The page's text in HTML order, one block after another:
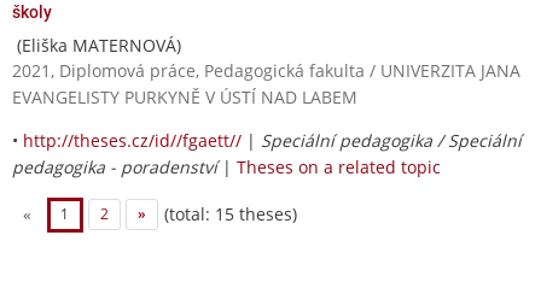
školy
(Eliška MATERNOVÁ)
2021, Diplomová práce, Pedagogická fakulta / UNIVERZITA JANA
EVANGELISTY PURKYNĚ V ÚSTÍ NAD LABEM
• http://theses.cz/id//fgaett// | Speciální pedagogika / Speciální
pedagogika - poradenství| Theses on a related topic
« 1 2 » (total: 15 theses)